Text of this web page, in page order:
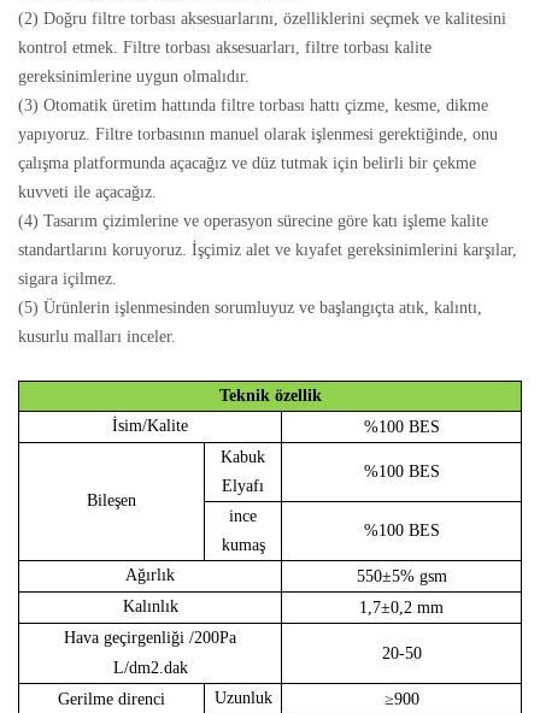
(2) Doğru filtre torbası aksesuarlarını, özelliklerini seçmek ve kalitesini
kontrol etmek. Filtre torbası aksesuarları, filtre torbası kalite
gereksinimlerine uygun olmalıdır.
(3) Otomatik üretim hattında filtre torbası hattı çizme, kesme, dikme
yapıyoruz. Filtre torbasının manuel olarak işlenmesi gerektiğinde, onu
çalışma platformunda açacağız ve düz tutmak için belirli bir çekme
kuvveti ile açacağız.
(4) Tasarım çizimlerine ve operasyon sürecine göre katı işleme kalite
standartlarını koruyoruz. İşçimiz alet ve kıyafet gereksinimlerini karşılar,
sigara içilmez.
(5) Ürünlerin işlenmesinden sorumluyuz ve başlangıçta atık, kalıntı,
kusurlu malları inceler.
Teknik özellik
İsim/Kalite
%100 BES
Bileşen
Kabuk
Elyafı
%100 BES
ince
kumaş
%100 BES
Ağırlık 550±5%gsm
Kalınlık
1,7±0,2 mm
Hava geçirgenliği /200Pa
L/dm2.dak
20-50
Gerilme direnci
Uzunluk
≥900